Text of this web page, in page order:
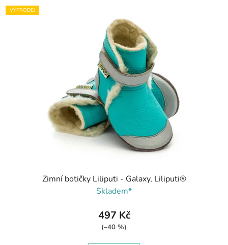
VÝPRODEJ
Zimní botičky Liliputi - Galaxy, Liliputi®
Skladem*
497 Kč
(–40 %)